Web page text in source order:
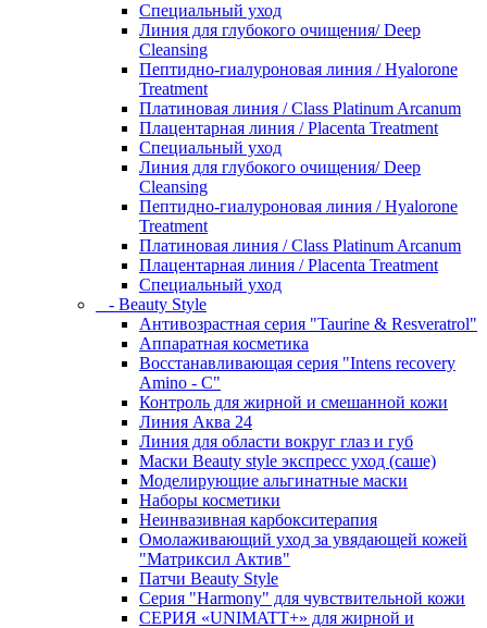
Специальный уход
Линия для глубокого очищения/ Deep
Cleansing
Пептидно-гиалуроновая линия / Hyalorone
Treatment
Платиновая линия / Class Platinum Arcanum
Плацентарная линия / Placenta Treatment
Специальный уход
Линия для глубокого очищения/ Deep
Cleansing
Пептидно-гиалуроновая линия / Hyalorone
Treatment
Платиновая линия / Class Platinum Arcanum
Плацентарная линия / Placenta Treatment
Специальный уход
- Beauty Style
Антивозрастная серия "Taurine & Resveratrol"
Аппаратная косметика
Восстанавливающая серия "Intens recovery
Amino - C"
Контроль для жирной и смешанной кожи
Линия Аква 24
Линия для области вокруг глаз и губ
Маски Beauty style экспресс уход (саше)
Моделирующие альгинатные маски
Наборы косметики
Неинвазивная карбокситерапия
Омолаживающий уход за увядающей кожей
"Матриксил Актив"
Патчи Beauty Style
Серия "Harmony" для чувствительной кожи
СЕРИЯ «UNIMATT+» для жирной и